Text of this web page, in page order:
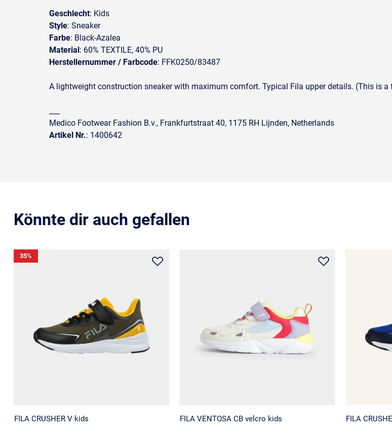
Geschlecht: Kids
Style: Sneaker
Farbe: Black-Azalea
Material: 60% TEXTILE, 40% PU
Herstellernummer / Farbcode: FFK0250/83487
A lightweight construction sneaker with maximum comfort. Typical Fila upper details. (This is
Medico Footwear Fashion B.v., Frankfurtstraat 40, 1175 RH Lijnden, Netherlands
Artikel Nr.: 1400642
Könnte dir auch gefallen
FILA CRUSHER V kids
35%
FILA VENTOSA CB velcro kids FILA